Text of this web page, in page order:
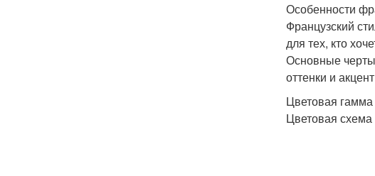
Особенности
Французский
для тех, кто
Основные
оттенки и
Цветовая
Цветовая